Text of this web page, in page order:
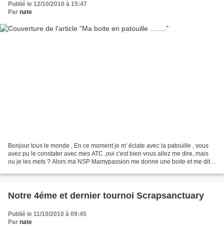
Publié le 12/10/2010 à 15:47
Par nate
Bonjour tous le monde , En ce moment je m' éclate avec la patouille , vous
avez pu le constater avec mes ATC ,oui c'est bien vous allez me dire, mais
ou je les mets ? Alors ma NSP Mamypassion me donne une boite et me dit
Notre 4éme et dernier tournoi Scrapsanctuary
Publié le 11/10/2010 à 09:45
Par nate